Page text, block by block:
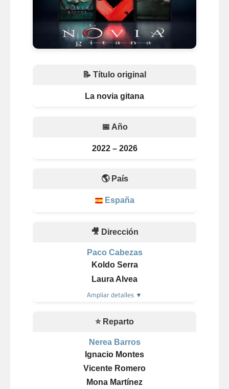
📝 Título original
La novia gitana
📅 Año
2022 – 2026
🌎 País
España
🎥 Dirección
Paco Cabezas
Koldo Serra
Laura Alvea
Ampliar detalles ▼
⭐ Reparto
Nerea Barros
Ignacio Montes
Vicente Romero
Mona Martínez